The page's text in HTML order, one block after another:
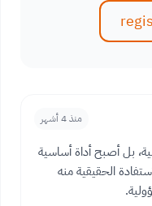
منذ 4 أشهر
بل أصبح أداة أساسية
الحقيقية منه